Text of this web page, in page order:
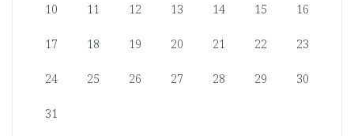
10 11 12 13 14 15 16
17 18 19 20 21 22 23
24 25 26 27 28 29 30
31